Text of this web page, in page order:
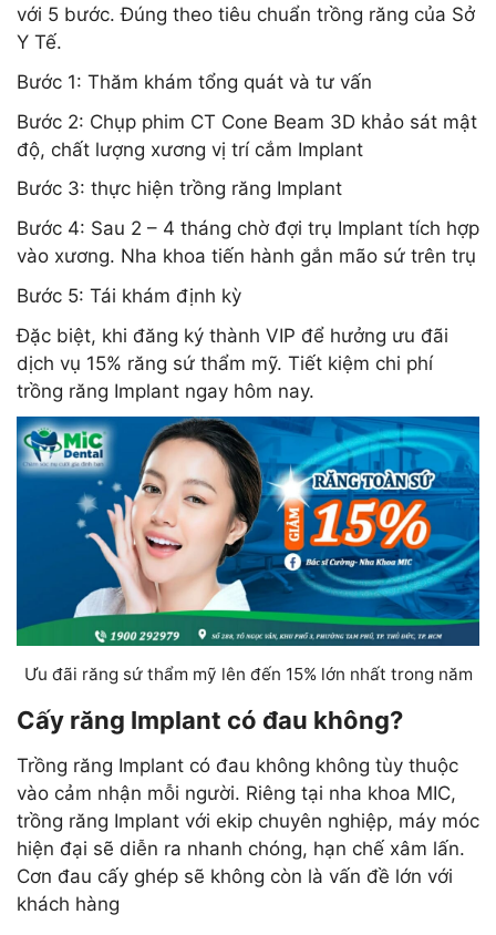
với 5 bước. Đúng theo tiêu chuẩn trồng răng của Sở
Y Tế.
Bước 1: Thăm khám tổng quát và tư vấn
Bước 2: Chụp phim CT Cone Beam 3D khảo sát mật
độ, chất lượng xương vị trí cắm Implant
Bước 3: thực hiện trồng răng Implant
Bước 4: Sau 2 – 4 tháng chờ đợi trụ Implant tích hợp
vào xương. Nha khoa tiến hành gắn mão sứ trên trụ
Bước 5: Tái khám định kỳ
Đặc biệt, khi đăng ký thành VIP để hưởng ưu đãi
dịch vụ 15% răng sứ thẩm mỹ. Tiết kiệm chi phí
trồng răng Implant ngay hôm nay.
Ưu đãi răng sứ thẩm mỹ lên đến 15% lớn nhất trong năm
Cấy răng Implant có đau không?
Trồng răng Implant có đau không không tùy thuộc
vào cảm nhận mỗi người. Riêng tại nha khoa MIC,
trồng răng Implant với ekip chuyên nghiệp, máy móc
hiện đại sẽ diễn ra nhanh chóng, hạn chế xâm lấn.
Cơn đau cấy ghép sẽ không còn là vấn đề lớn với
khách hàng